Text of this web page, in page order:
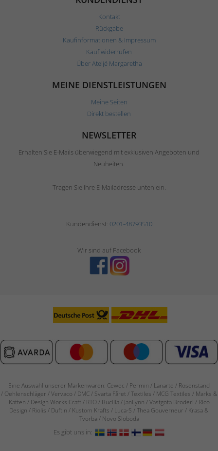
Kontakt
Rückgabe
Kaufinformationen & Impressum
Kauf widerrufen
Über Ateljé Margaretha
MEINE DIENSTLEISTUNGEN
Meine Seiten
Direkt bestellen
NEWSLETTER
Erhalten Sie E-Mails überwiegend mit exklusiven Angeboten und
Neuheiten.
Tragen Sie Ihre E-Mailadresse unten ein.
Kundendienst: 0201-48793510
Wir sind auf Facebook
Eine Auswahl unserer Markenwaren: Cewec / Permin / Lanarte / Rosenstand
/ Oehlenschläger / Vervaco / DMC / Svarta Fåret / Textiles / MCG Textiles / Marks &
Katten / Design Works Craft / RTO / Bucilla / JanLynn / Västgöta Broderi / Rico
Design / Riolis / Duftin / Kustom Krafts / Luca-S / Thea Gouverneur / Krasa &
Tvorba / Novo Sloboda
Es gibt uns in: